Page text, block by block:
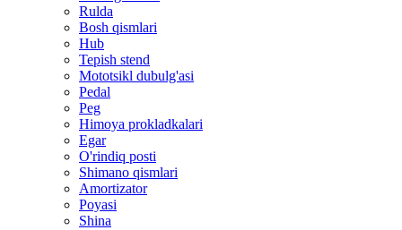
Rulda
Bosh qismlari
Hub
Tepish stend
Mototsikl dubulg'asi
Pedal
Peg
Himoya prokladkalari
Egar
O'rindiq posti
Shimano qismlari
Amortizator
Poyasi
Shina